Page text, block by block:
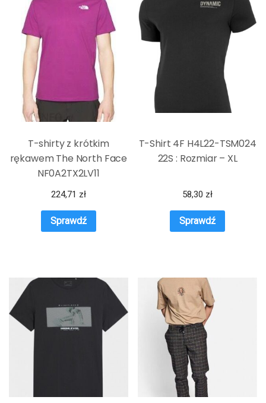
T-shirty z krótkim
rękawem The North Face
NF0A2TX2LV11
224,71 zł
Sprawdź
T-Shirt 4F H4L22-TSM024
22S : Rozmiar – XL
58,30 zł
Sprawdź